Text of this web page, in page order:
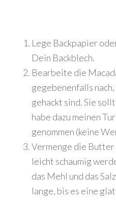
Lege Backpapier
Dein Backblech.
Bearbeite die
gegebenenfalls
gehackt sind. Sie
habe dazu meinen
genommen (keine
Vermenge die Butter
leicht schaumig
das Mehl und das
lange, bis es eine